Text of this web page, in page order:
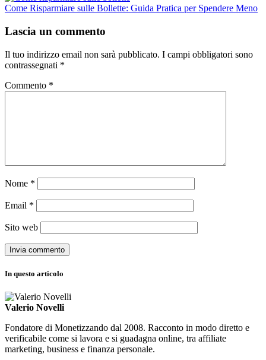
Come Risparmiare sulle Bollette: Guida Pratica per Spendere Meno
Lascia un commento
Il tuo indirizzo email non sarà pubblicato. I campi obbligatori sono
contrassegnati *
Commento *
Nome *
Email *
Sito web
In questo articolo
Valerio Novelli
Fondatore di Monetizzando dal 2008. Racconto in modo diretto e
verificabile come si lavora e si guadagna online, tra affiliate
marketing, business e finanza personale.